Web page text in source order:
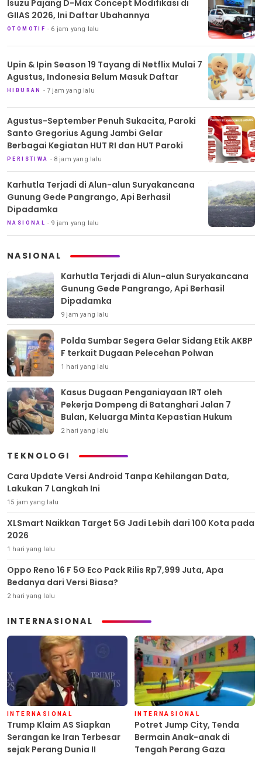
Isuzu Pajang D-Max Concept Modifikasi di
GIIAS 2026, Ini Daftar Ubahannya
OTOMOTIF 6 jam yang lalu
Upin & Ipin Season 19 Tayang di Netflix Mulai 7
Agustus, Indonesia Belum Masuk Daftar
HIBURAN 7 jam yang lalu
Agustus-September Penuh Sukacita, Paroki
Santo Gregorius Agung Jambi Gelar
Berbagai Kegiatan HUT RI dan HUT Paroki
PERISTIWA 8 jam yang lalu
Karhutla Terjadi di Alun-alun Suryakancana
Gunung Gede Pangrango, Api Berhasil
Dipadamka
NASIONAL 9 jam yang lalu
NASIONAL
Karhutla Terjadi di Alun-alun Suryakancana
Gunung Gede Pangrango, Api Berhasil
Dipadamka
9 jam yang lalu
Polda Sumbar Segera Gelar Sidang Etik AKBP
F terkait Dugaan Pelecehan Polwan
1 hari yang lalu
Kasus Dugaan Penganiayaan IRT oleh
Pekerja Dompeng di Batanghari Jalan 7
Bulan, Keluarga Minta Kepastian Hukum
2 hari yang lalu
TEKNOLOGI
Cara Update Versi Android Tanpa Kehilangan Data,
Lakukan 7 Langkah Ini
15 jam yang lalu
XLSmart Naikkan Target 5G Jadi Lebih dari 100 Kota pada
2026
1 hari yang lalu
Oppo Reno 16 F 5G Eco Pack Rilis Rp7,999 Juta, Apa
Bedanya dari Versi Biasa?
2 hari yang lalu
INTERNASIONAL
INTERNASIONAL
Trump Klaim AS Siapkan
Serangan ke Iran Terbesar
sejak Perang Dunia II
INTERNASIONAL
Potret Jump City, Tenda
Bermain Anak-anak di
Tengah Perang Gaza